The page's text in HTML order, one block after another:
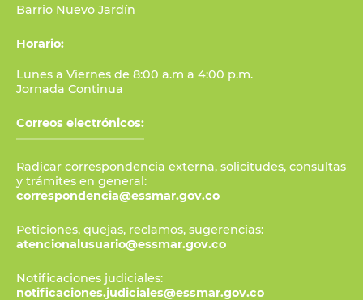
Barrio Nuevo Jardín
Horario:
Lunes a Viernes de 8:00 a.m a 4:00 p.m.
Jornada Continua
Correos electrónicos:
Radicar correspondencia externa, solicitudes, consultas
y trámites en general:
correspondencia@essmar.gov.co
Peticiones, quejas, reclamos, sugerencias:
atencionalusuario@essmar.gov.co
Notificaciones judiciales:
notificaciones.judiciales@essmar.gov.co